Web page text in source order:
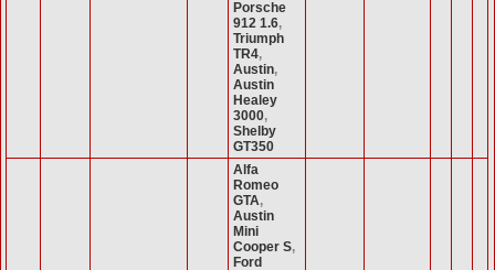
Porsche
912 1.6,
Triumph
TR4,
Austin,
Austin
Healey
3000,
Shelby
GT350
Alfa
Romeo
GTA,
Austin
Mini
Cooper S,
Ford